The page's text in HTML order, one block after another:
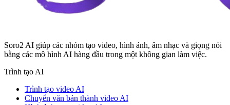
Soro2 AI giúp các nhóm tạo video, hình ảnh, âm nhạc và giọng nói
bằng các mô hình AI hàng đầu trong một không gian làm việc.
Trình tạo AI
Trình tạo video AI
Chuyển văn bản thành video AI